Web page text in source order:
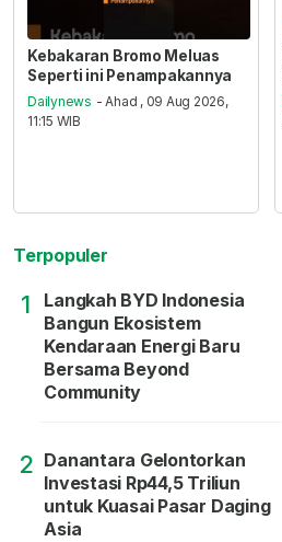
Kebakaran Bromo Meluas
Seperti ini Penampakannya
Dailynews - Ahad , 09 Aug 2026,
11:15 WIB
Terpopuler
1
Langkah BYD Indonesia
Bangun Ekosistem
Kendaraan Energi Baru
Bersama Beyond
Community
2 Danantara Gelontorkan
Investasi Rp44,5 Triliun
untuk Kuasai Pasar Daging
Asia